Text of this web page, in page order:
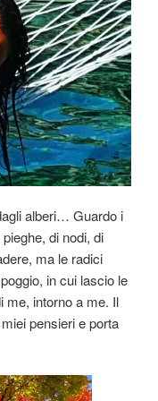
alberi… Guardo i
di nodi, di
ma le radici
in cui lascio le
me, intorno a me. Il
pensieri e porta